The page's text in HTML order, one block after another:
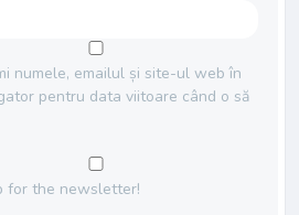
numele, emailul și site-ul web în
pentru data viitoare când o să
for the newsletter!